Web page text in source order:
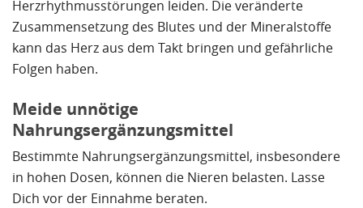
Herzrhythmusstörungen leiden. Die veränderte
Zusammensetzung des Blutes und der Mineralstoffe
kann das Herz aus dem Takt bringen und gefährliche
Folgen haben.
Meide unnötige
Nahrungsergänzungsmittel
Bestimmte Nahrungsergänzungsmittel, insbesondere
in hohen Dosen, können die Nieren belasten. Lasse
Dich vor der Einnahme beraten.